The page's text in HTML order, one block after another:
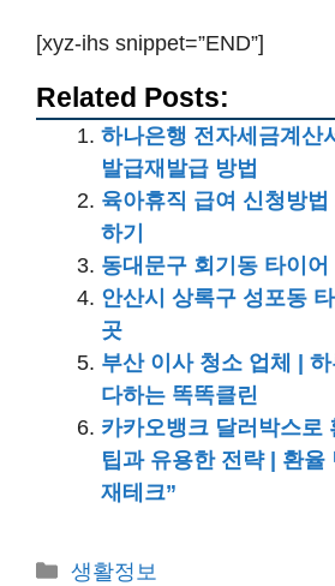
[xyz-ihs snippet=”END”]
Related Posts:
하나은행 전자세금계산
발급재발급 방법
육아휴직 급여 신청방
하기
동대문구 회기동 타이
안산시 상록구 성포동
곳
부산 이사 청소 업체 |
다하는 똑똑클린
카카오뱅크 달러박스로
팁과 유용한 전략 | 환율
재테크”
카
생활정보